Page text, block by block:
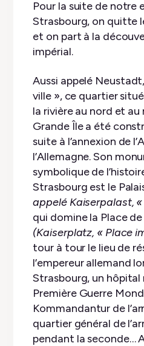
Pour la suite de notre
Strasbourg, on quitte
et on part à la
impérial.
Aussi appelé
ville », ce quartier
la rivière au nord et
Grande Île a été
suite à l’annexion de
l’Allemagne. Son
symbolique de
Strasbourg est le
appelé Kaiserpalast,
qui domine la Place
(Kaiserplatz, « Place
tour à tour le lieu de
l’empereur allemand
Strasbourg, un
Première Guerre
Kommandantur de
quartier général de
pendant la seconde…